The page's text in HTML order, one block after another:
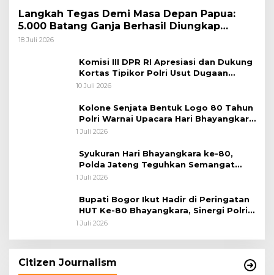
Langkah Tegas Demi Masa Depan Papua:
5.000 Batang Ganja Berhasil Diungkap
Koops TNI Habema
18 Juli 2026
Komisi III DPR RI Apresiasi dan Dukung
Kortas Tipikor Polri Usut Dugaan
Korupsi Batu Bara
10 Juli 2026
Kolone Senjata Bentuk Logo 80 Tahun
Polri Warnai Upacara Hari Bhayangkara
ke-80
1 Juli 2026
Syukuran Hari Bhayangkara ke-80,
Polda Jateng Teguhkan Semangat
Pengabdian dan Pererat Kebersamaan
1 Juli 2026
Bupati Bogor Ikut Hadir di Peringatan
HUT Ke-80 Bhayangkara, Sinergi Polri
dan Pemkab Bogor Jadi Kunci Menjaga
1 Juli 2026
Citizen Journalism